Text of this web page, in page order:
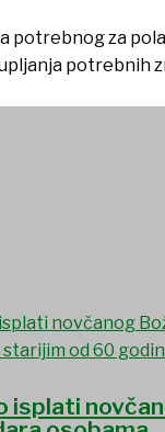
potrebnog za
potrebnih
isplati